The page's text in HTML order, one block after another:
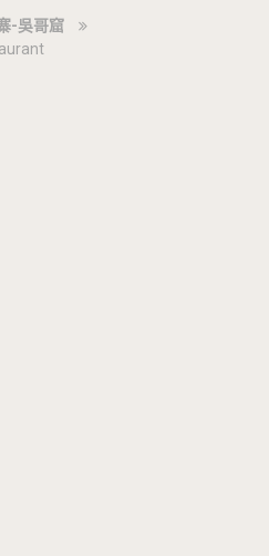
-吳哥窟